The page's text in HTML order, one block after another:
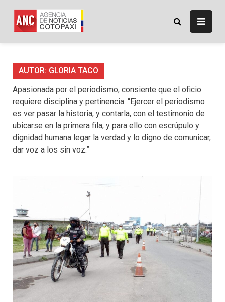
content
Agencia de Noticias
AUTOR: GLORIA TACO
Apasionada por el periodismo, consiente que el oficio
requiere disciplina y pertinencia. “Ejercer el periodismo
es ver pasar la historia, y contarla, con el testimonio de
ubicarse en la primera fila; y para ello con escrúpulo y
dignidad humana legar la verdad y lo digno de comunicar,
dar voz a los sin voz.”